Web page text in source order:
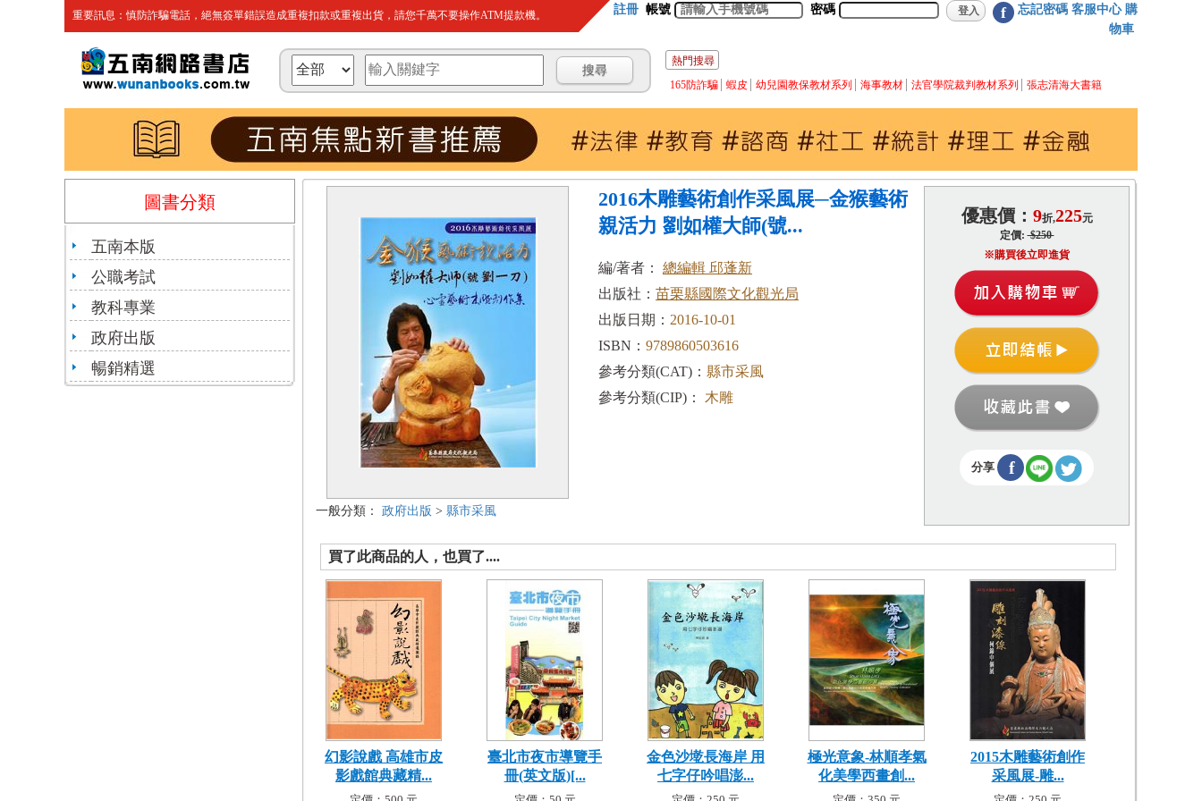
重要訊息：慎防詐騙電話，絕無簽單錯誤造成重複扣款或重複出貨，請您千萬不要操作ATM提款機。 註冊 帳號 密碼 f 忘記密碼 客服中心 購
物車
熱門搜尋
165防詐騙
蝦皮 幼兒園教保教材系列 海事教材 法官學院裁判教材系列 張志清海大書籍
圖書分類
五南本版
公職考試
教科專業
政府出版
暢銷精選
一般分類： 政府出版 > 縣市采風
2016木雕藝術創作采風展─金猴藝術
親活力 劉如權大師(號...
編/著者： 總編輯 邱蓬新
出版社： 苗栗縣國際文化觀光局
出版日期： 2016-10-01
ISBN： 9789860503616
參考分類(CAT)： 縣市采風
參考分類(CIP)：
木雕
優惠價： 9折,225元
定價:$250
※購買後立即進貨
分享 f
買了此商品的人，也買了....
幻影說戲 高雄市皮
影戲館典藏精...
臺北市夜市導覽手
冊(英文版)[...
金色沙墘長海岸 用
七字仔吟唱澎...
極光意象-林順孝氣
化美學西畫創...
2015木雕藝術創作
采風展-雕...